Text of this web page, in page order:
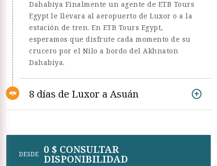
Dahabiya Finalmente un agente de ETB Tours
Egypt le llevara al aeropuerto de Luxor o a la
estación de tren. En ETB Tours Egypt,
esperamos que disfrute cada momento de su
crucero por el Nilo a bordo del Akhnaton
Dahabiya.
8 días de Luxor a Asuán
DESDE 0 $ CONSULTAR
DISPONIBILIDAD